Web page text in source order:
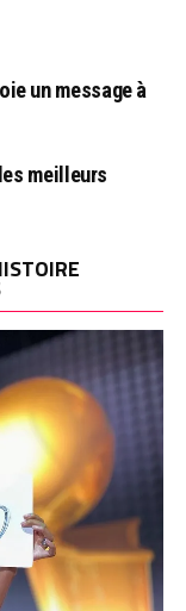
un message à
meilleurs